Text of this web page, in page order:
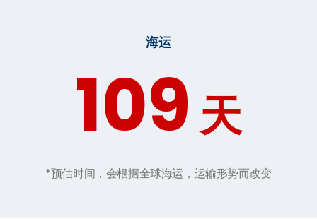
海运
109天
*预估时间，会根据全球海运，运输形势而改变